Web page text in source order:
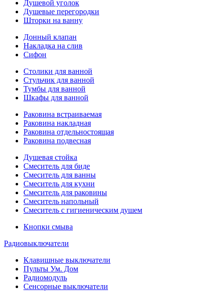
Душевой уголок
Душевые перегородки
Шторки на ванну
Донный клапан
Накладка на слив
Сифон
Столики для ванной
Стульчик для ванной
Тумбы для ванной
Шкафы для ванной
Раковина встраиваемая
Раковина накладная
Раковина отдельностоящая
Раковина подвесная
Душевая стойка
Смеситель для биде
Смеситель для ванны
Смеситель для кухни
Смеситель для раковины
Смеситель напольный
Смеситель с гигиеническим душем
Кнопки смыва
Радиовыключатели
Клавишные выключатели
Пульты Ум. Дом
Радиомодуль
Сенсорные выключатели